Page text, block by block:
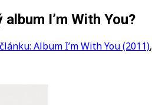
I’m With You?
Album I’m With You (2011),